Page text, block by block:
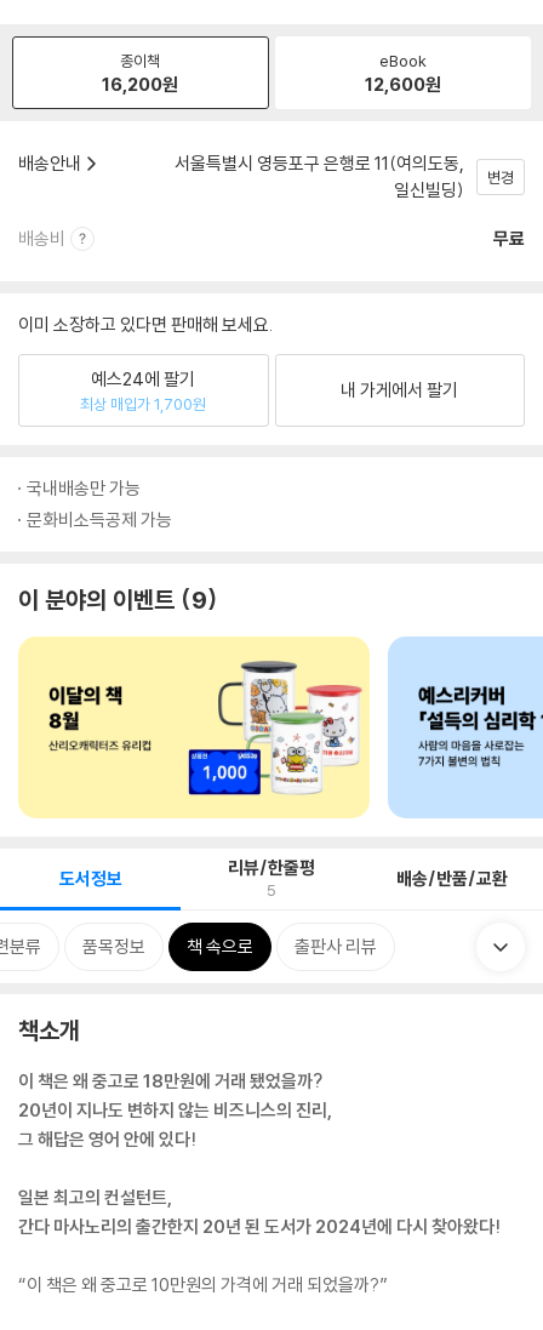
종이책
16,200원
eBook
12,600원
배송안내
서울특별시 영등포구 은행로 11(여의도동,
일신빌딩)
변경
배송비 무료
이미 소장하고 있다면 판매해 보세요.
예스24에 팔기
최상 매입가 1,700원
내 가게에서 팔기
국내배송만 가능
문화비소득공제 가능
이 분야의 이벤트 9
도서정보 리뷰/한줄평
5 배송/반품/교환
분류 품목정보 책 속으로 출판사 리뷰
책소개
이 책은 왜 중고로 18만원에 거래 됐었을까?
20년이 지나도 변하지 않는 비즈니스의 진리,
그 해답은 영어 안에 있다!
일본 최고의 컨설턴트,
간다 마사노리의 출간한지 20년 된 도서가 2024년에 다시 찾아왔다!
“이 책은 왜 중고로 10만원의 가격에 거래 되었을까?”